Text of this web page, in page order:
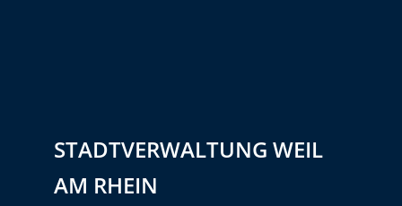
STADTVERWALTUNG WEIL
AM RHEIN